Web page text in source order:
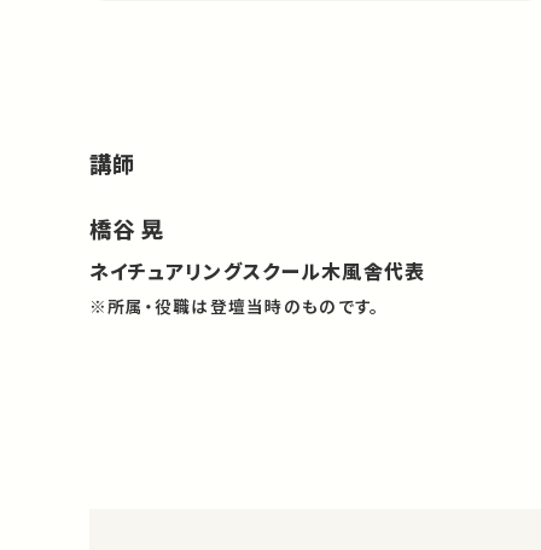
講師
橋谷 晃
ネイチュアリングスクール木風舎代表
※所属・役職は登壇当時のものです。